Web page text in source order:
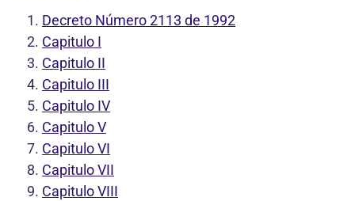
Decreto Número 2113 de 1992
Capitulo I
Capitulo II
Capitulo III
Capitulo IV
Capitulo V
Capitulo VI
Capitulo VII
Capitulo VIII